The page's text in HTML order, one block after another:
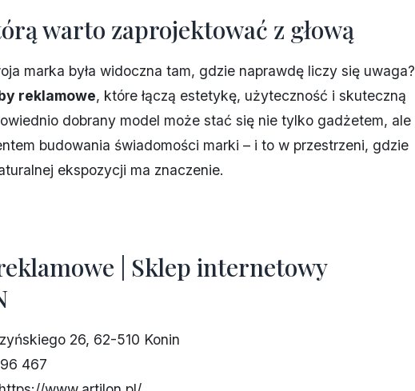
warto zaprojektować z głową
marka była widoczna tam, gdzie naprawdę liczy się uwaga?
reklamowe, które łączą estetykę, użyteczność i skuteczną
dobrany model może stać się nie tylko gadżetem, ale
budowania świadomości marki – i to w przestrzeni, gdzie
ekspozycji ma znaczenie.
| Sklep internetowy
26, 62-510 Konin
467